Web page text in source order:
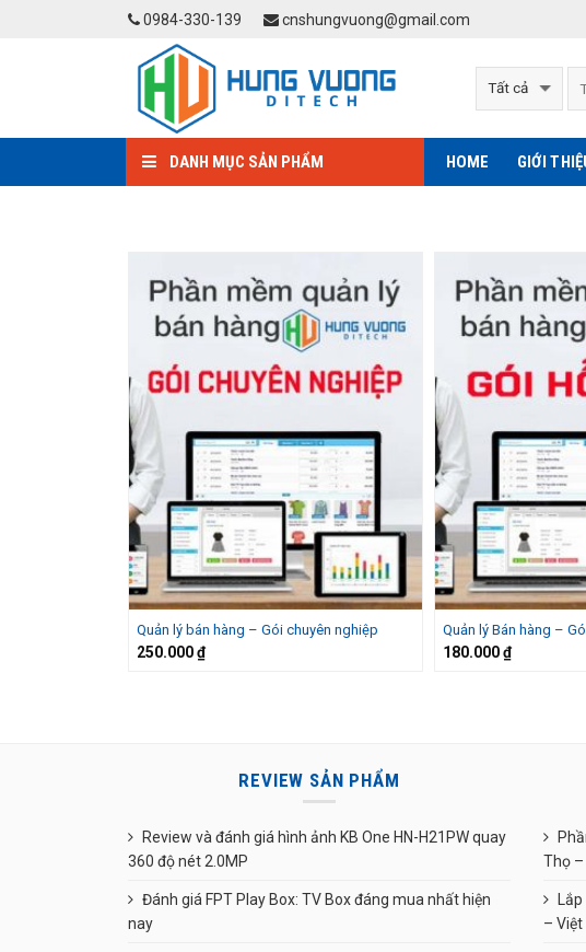
0984-330-139 cnshungvuong@gmail.com
DANH MỤC SẢN PHẨM HOME GIỚI
Quản lý bán hàng – Gói chuyên nghiệp
250.000₫
Quản lý Bán hàng –
180.000₫
REVIEW SẢN PHẨM
Review và đánh giá hình ảnh KB One HN-H21PW quay
360 độ nét 2.0MP
Đánh giá FPT Play Box: TV Box đáng mua nhất hiện
nay
Thọ –
– Việt